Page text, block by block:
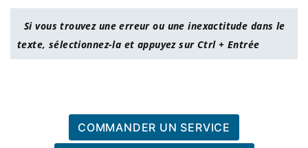
Si vous trouvez une erreur ou une inexactitude dans le
texte, sélectionnez-la et appuyez sur Ctrl + Entrée
COMMANDER UN SERVICE